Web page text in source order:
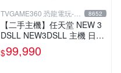
TVGAME360 恐龍電玩-台
中店
8652
【二手主機】任天堂 NEW 3
DSLL NEW3DSLL 主機 日文
版 日本機 金屬黑 附贈充電器
裸裝 台中恐龍電玩
$99,990